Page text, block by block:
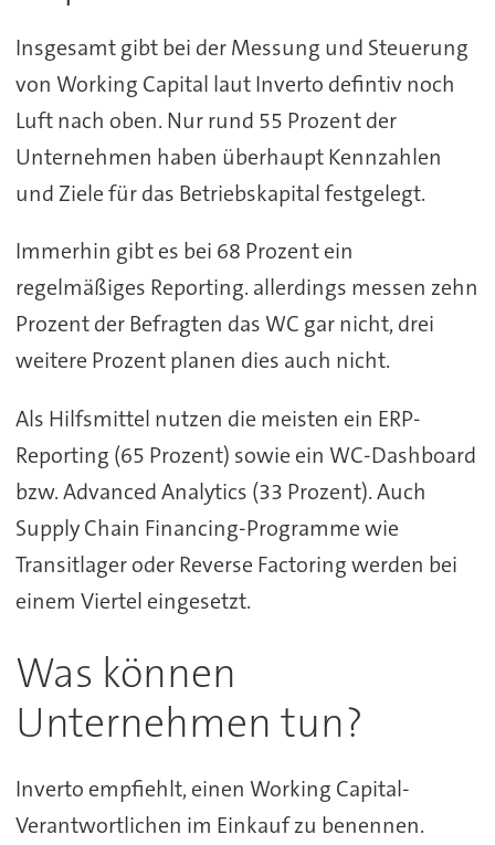
Insgesamt gibt bei der Messung und Steuerung
von Working Capital laut Inverto defintiv noch
Luft nach oben. Nur rund 55 Prozent der
Unternehmen haben überhaupt Kennzahlen
und Ziele für das Betriebskapital festgelegt.
Immerhin gibt es bei 68 Prozent ein
regelmäßiges Reporting. allerdings messen zehn
Prozent der Befragten das WC gar nicht, drei
weitere Prozent planen dies auch nicht.
Als Hilfsmittel nutzen die meisten ein ERP-
Reporting (65 Prozent) sowie ein WC-Dashboard
bzw. Advanced Analytics (33 Prozent). Auch
Supply Chain Financing-Programme wie
Transitlager oder Reverse Factoring werden bei
einem Viertel eingesetzt.
Was können
Unternehmen tun?
Inverto empfiehlt, einen Working Capital-
Verantwortlichen im Einkauf zu benennen.